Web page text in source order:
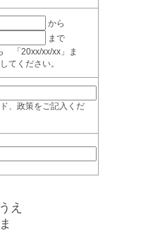
から
まで
「20xx/xx/xx」ま
てください。
、政策をご記入くだ
え